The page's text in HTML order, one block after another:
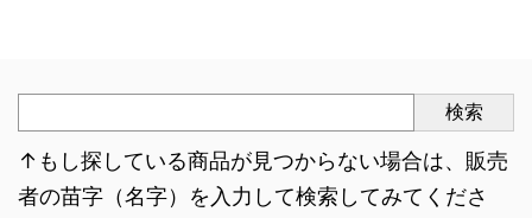
検索
↑もし探している商品が見つからない場合は、販売
者の苗字（名字）を入力して検索してみてくださ